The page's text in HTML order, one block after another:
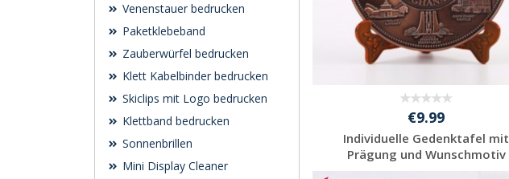
Venenstauer bedrucken
Paketklebeband
Zauberwürfel bedrucken
Klett Kabelbinder bedrucken
Skiclips mit Logo bedrucken
Klettband bedrucken
Sonnenbrillen
Mini Display Cleaner
€9.99
Individuelle Gedenktafel mit
Prägung und Wunschmotiv